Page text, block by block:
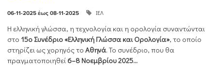
06-11-2025 έως 08-11-2025 ΙΕΛ
Η ελληνική γλώσσα, η τεχνολογία και η ορολογία συναντώνται
στο 15ο Συνέδριο «Ελληνική Γλώσσα και Ορολογία», το οποίο
στηρίζει ως χορηγός το Αθηνά. Το συνέδριο, που θα
πραγματοποιηθεί 6–8 Νοεμβρίου 2025...